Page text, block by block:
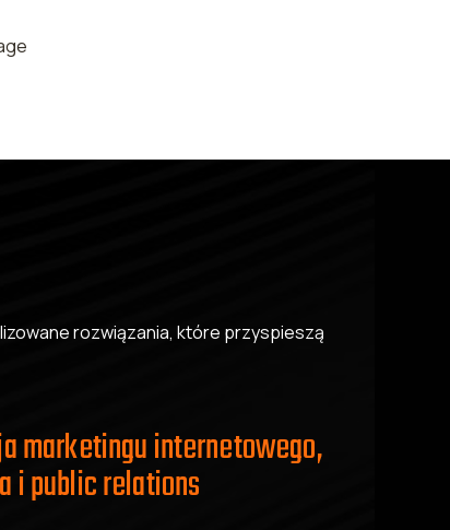
rozwiązania, które przyspieszą
marketingu internetowego,
i public relations